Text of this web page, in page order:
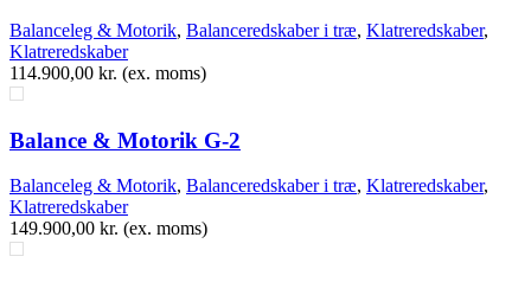
Balanceleg & Motorik, Balanceredskaber i træ, Klatreredskaber,
Klatreredskaber
114.900,00 kr. (ex. moms)
Balance & Motorik G-2
Balanceleg & Motorik, Balanceredskaber i træ, Klatreredskaber,
Klatreredskaber
149.900,00 kr. (ex. moms)